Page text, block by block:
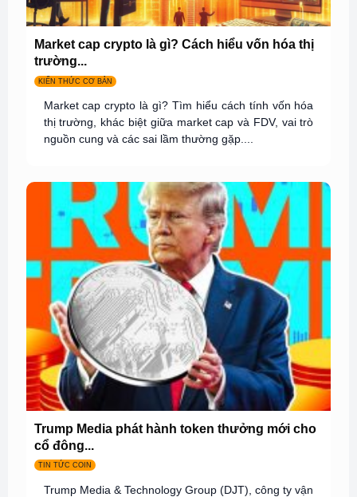
Market cap crypto là gì? Cách hiểu vốn hóa thị
trường...
KIẾN THỨC CƠ BẢN
Market cap crypto là gì? Tìm hiểu cách tính vốn hóa
thị trường, khác biệt giữa market cap và FDV, vai trò
nguồn cung và các sai lầm thường gặp....
Trump Media phát hành token thưởng mới cho
cổ đông...
TIN TỨC COIN
Trump Media & Technology Group (DJT), công ty vận